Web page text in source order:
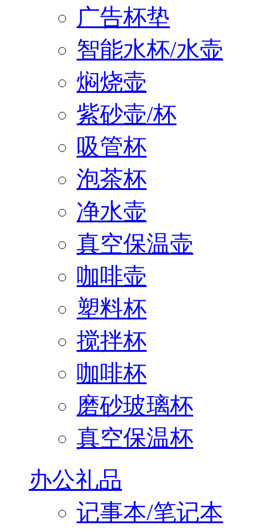
广告杯垫
智能水杯/水壶
焖烧壶
紫砂壶/杯
吸管杯
泡茶杯
净水壶
真空保温壶
咖啡壶
塑料杯
搅拌杯
咖啡杯
磨砂玻璃杯
真空保温杯
办公礼品
记事本/笔记本